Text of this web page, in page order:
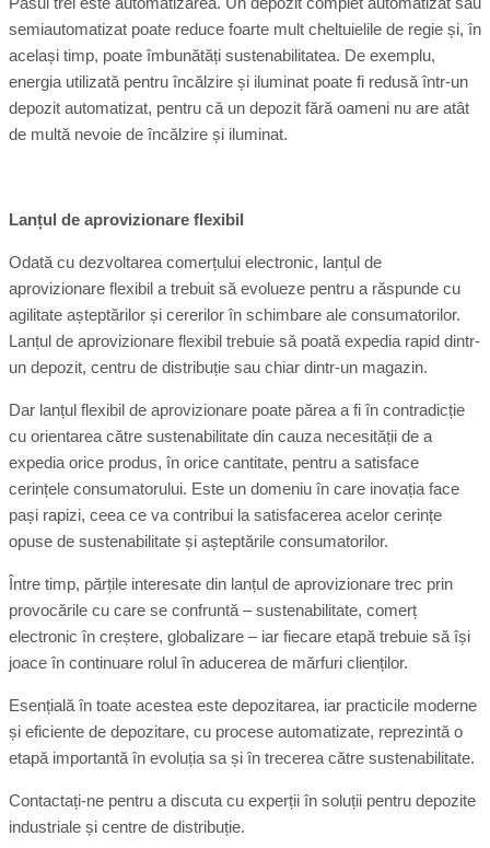
semiautomatizat poate reduce foarte mult cheltuielile de regie și, în
același timp, poate îmbunătăți sustenabilitatea. De exemplu,
energia utilizată pentru încălzire și iluminat poate fi redusă într-un
depozit automatizat, pentru că un depozit fără oameni nu are atât
de multă nevoie de încălzire și iluminat.
Lanțul de aprovizionare flexibil
Odată cu dezvoltarea comerțului electronic, lanțul de
aprovizionare flexibil a trebuit să evolueze pentru a răspunde cu
agilitate așteptărilor și cererilor în schimbare ale consumatorilor.
Lanțul de aprovizionare flexibil trebuie să poată expedia rapid dintr-
un depozit, centru de distribuție sau chiar dintr-un magazin.
Dar lanțul flexibil de aprovizionare poate părea a fi în contradicție
cu orientarea către sustenabilitate din cauza necesității de a
expedia orice produs, în orice cantitate, pentru a satisface
cerințele consumatorului. Este un domeniu în care inovația face
pași rapizi, ceea ce va contribui la satisfacerea acelor cerințe
opuse de sustenabilitate și așteptările consumatorilor.
Între timp, părțile interesate din lanțul de aprovizionare trec prin
provocările cu care se confruntă – sustenabilitate, comerț
electronic în creștere, globalizare – iar fiecare etapă trebuie să își
joace în continuare rolul în aducerea de mărfuri clienților.
Esențială în toate acestea este depozitarea, iar practicile moderne
și eficiente de depozitare, cu procese automatizate, reprezintă o
etapă importantă în evoluția sa și în trecerea către sustenabilitate.
Contactați-ne pentru a discuta cu experții în soluții pentru depozite
industriale și centre de distribuție.